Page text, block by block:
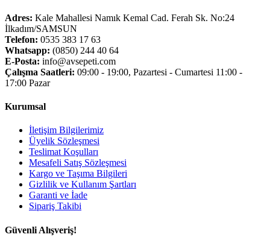
Adres: Kale Mahallesi Namık Kemal Cad. Ferah Sk. No:24
İlkadım/SAMSUN
Telefon: 0535 383 17 63
Whatsapp: (0850) 244 40 64
E-Posta: info@avsepeti.com
Çalışma Saatleri: 09:00 - 19:00, Pazartesi - Cumartesi 11:00 -
17:00 Pazar
Kurumsal
İletişim Bilgilerimiz
Üyelik Sözleşmesi
Teslimat Koşulları
Mesafeli Satış Sözleşmesi
Kargo ve Taşıma Bilgileri
Gizlilik ve Kullanım Şartları
Garanti ve İade
Sipariş Takibi
Güvenli Alışveriş!